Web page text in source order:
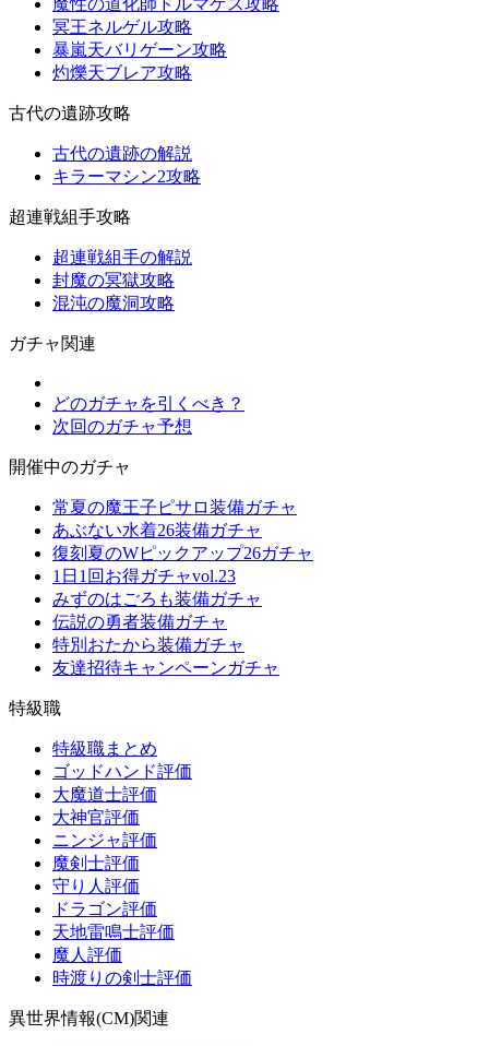
魔性の道化師ドルマゲス攻略
冥王ネルゲル攻略
暴嵐天バリゲーン攻略
灼爍天ブレア攻略
古代の遺跡攻略
古代の遺跡の解説
キラーマシン2攻略
超連戦組手攻略
超連戦組手の解説
封魔の冥獄攻略
混沌の魔洞攻略
ガチャ関連
どのガチャを引くべき？
次回のガチャ予想
開催中のガチャ
常夏の魔王子ピサロ装備ガチャ
あぶない水着26装備ガチャ
復刻夏のWピックアップ26ガチャ
1日1回お得ガチャvol.23
みずのはごろも装備ガチャ
伝説の勇者装備ガチャ
特別おたから装備ガチャ
友達招待キャンペーンガチャ
特級職
特級職まとめ
ゴッドハンド評価
大魔道士評価
大神官評価
ニンジャ評価
魔剣士評価
守り人評価
ドラゴン評価
天地雷鳴士評価
魔人評価
時渡りの剣士評価
異世界情報(CM)関連